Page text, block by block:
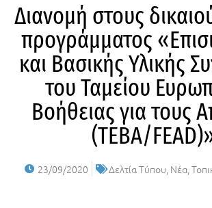
Διανομή στους
προγράμματος
και Βασικής Υλικής
του Ταμείου
Βοήθειας για τους
(ΤΕΒΑ/
23/09/2020 Δελτία Τύπου Νέα